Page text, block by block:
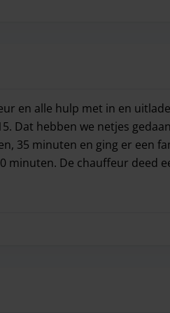
en alle hulp met in en
Dat hebben we netjes
35 minuten en ging er een
minuten. De chauffeur deed